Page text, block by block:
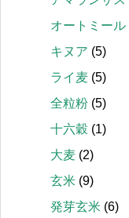
オートミール
キヌア (5)
ライ麦 (5)
全粒粉 (5)
十六穀 (1)
大麦 (2)
玄米 (9)
発芽玄米 (6)